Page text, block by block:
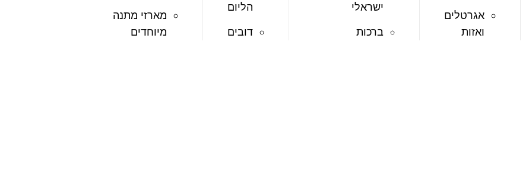
אגרטלים
ואזות
ישראלי
ברכות
הליום
דובים
מארזי מתנה
מיוחדים